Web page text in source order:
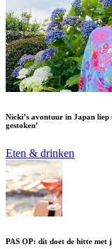
Nicki’s avontuur in Japan liep
gestoken’
Eten & drinken
PAS OP: dít doet de hitte met